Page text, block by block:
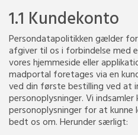
1.1 Kundekonto
Persondatapolitikken gælder
afgiver til os i forbindelse med
vores hjemmeside eller
madportal foretages via en
ved din første bestilling ved at
personoplysninger. Vi
personoplysninger for at kunne
bedt os om. Herunder særligt: